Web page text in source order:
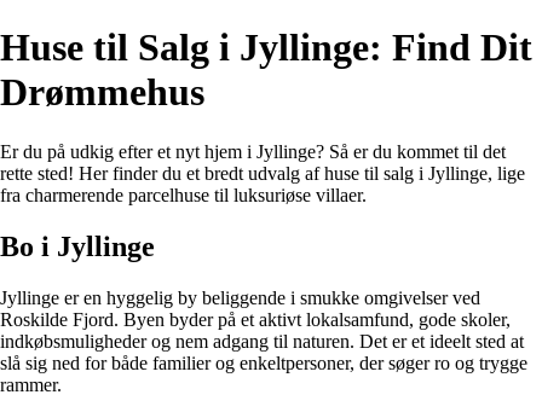
Huse til Salg i Jyllinge: Find Dit
Drømmehus
Er du på udkig efter et nyt hjem i Jyllinge? Så er du kommet til det
rette sted! Her finder du et bredt udvalg af huse til salg i Jyllinge, lige
fra charmerende parcelhuse til luksuriøse villaer.
Bo i Jyllinge
Jyllinge er en hyggelig by beliggende i smukke omgivelser ved
Roskilde Fjord. Byen byder på et aktivt lokalsamfund, gode skoler,
indkøbsmuligheder og nem adgang til naturen. Det er et ideelt sted at
slå sig ned for både familier og enkeltpersoner, der søger ro og trygge
rammer.